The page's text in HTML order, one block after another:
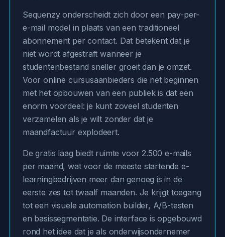
Sequenzy onderscheidt zich door een pay-per-
e-mail model in plaats van een traditioneel
abonnement per contact. Dat betekent dat je
niet wordt afgestraft wanneer je
studentenbestand sneller groeit dan je omzet.
Voor online cursusaanbieders die net beginnen
met het opbouwen van een publiek is dat een
enorm voordeel: je kunt zoveel studenten
verzamelen als je wilt zonder dat je
maandfactuur explodeert.
De gratis laag biedt ruimte voor 2.500 e-mails
per maand, wat voor de meeste startende e-
learningbedrijven meer dan genoeg is in de
eerste zes tot twaalf maanden. Je krijgt toegang
tot een visuele automation builder, A/B-testen
en basissegmentatie. De interface is opgebouwd
rond het idee dat je als onderwijsondernemer